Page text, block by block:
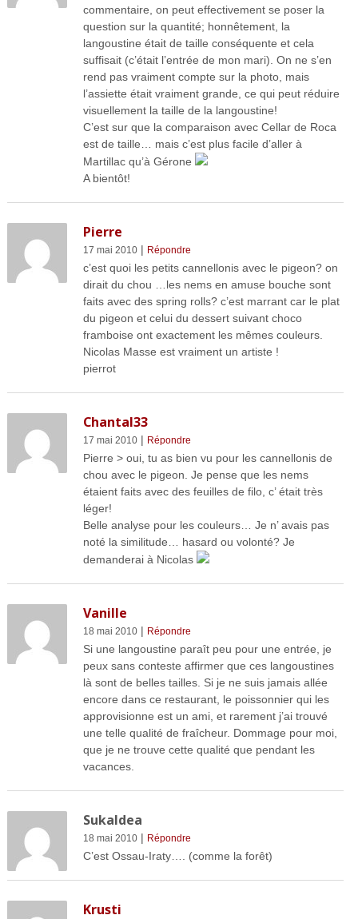
commentaire, on peut effectivement se poser la
question sur la quantité; honnêtement, la
langoustine était de taille conséquente et cela
suffisait (c’était l’entrée de mon mari). On ne s’en
rend pas vraiment compte sur la photo, mais
l’assiette était vraiment grande, ce qui peut réduire
visuellement la taille de la langoustine!
C’est sur que la comparaison avec Cellar de Roca
est de taille… mais c’est plus facile d’aller à
Martillac qu’à Gérone
A bientôt!
Pierre
17 mai 2010| Répondre
c’est quoi les petits cannellonis avec le pigeon? on
dirait du chou …les nems en amuse bouche sont
faits avec des spring rolls? c’est marrant car le plat
du pigeon et celui du dessert suivant choco
framboise ont exactement les mêmes couleurs.
Nicolas Masse est vraiment un artiste !
pierrot
Chantal33
17 mai 2010| Répondre
Pierre > oui, tu as bien vu pour les cannellonis de
chou avec le pigeon. Je pense que les nems
étaient faits avec des feuilles de filo, c’ était très
léger!
Belle analyse pour les couleurs… Je n’ avais pas
noté la similitude… hasard ou volonté? Je
demanderai à Nicolas
Vanille
18 mai 2010| Répondre
Si une langoustine paraît peu pour une entrée, je
peux sans conteste affirmer que ces langoustines
là sont de belles tailles. Si je ne suis jamais allée
encore dans ce restaurant, le poissonnier qui les
approvisionne est un ami, et rarement j’ai trouvé
une telle qualité de fraîcheur. Dommage pour moi,
que je ne trouve cette qualité que pendant les
vacances.
Sukaldea
18 mai 2010| Répondre
C’est Ossau-Iraty…. (comme la forêt)
Krusti